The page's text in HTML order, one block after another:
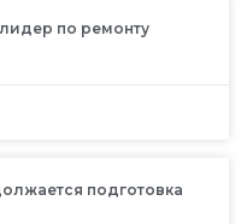
по ремонту
подготовка